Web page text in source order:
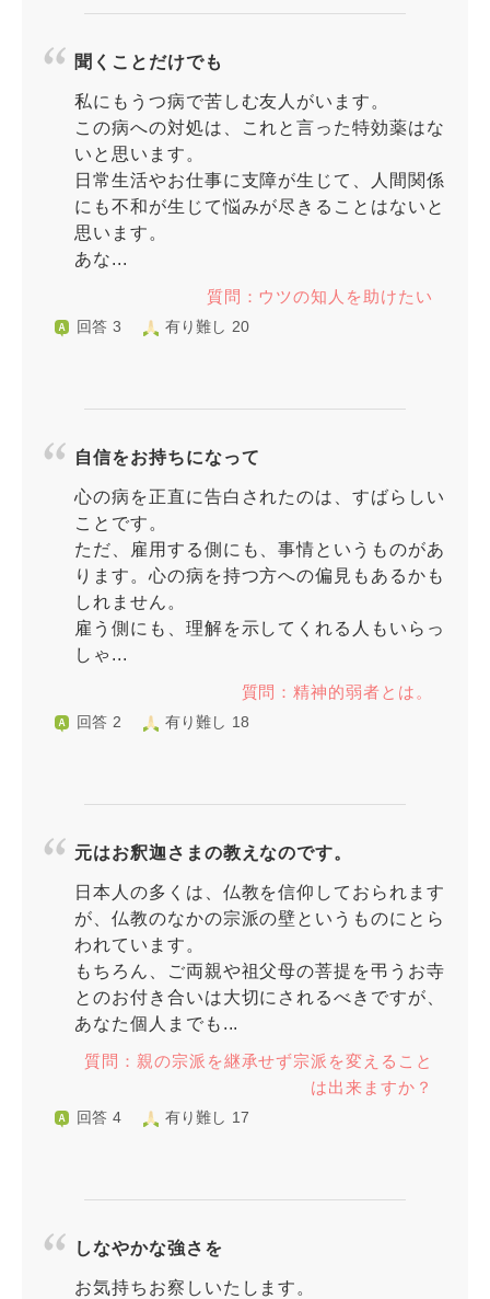
聞くことだけでも
私にもうつ病で苦しむ友人がいます。
この病への対処は、これと言った特効薬はな
いと思います。
日常生活やお仕事に支障が生じて、人間関係
にも不和が生じて悩みが尽きることはないと
思います。
あな...
質問：ウツの知人を助けたい
回答 3 有り難し 20
自信をお持ちになって
心の病を正直に告白されたのは、すばらしい
ことです。
ただ、雇用する側にも、事情というものがあ
ります。心の病を持つ方への偏見もあるかも
しれません。
雇う側にも、理解を示してくれる人もいらっ
しゃ...
質問：精神的弱者とは。
回答 2 有り難し 18
元はお釈迦さまの教えなのです。
日本人の多くは、仏教を信仰しておられます
が、仏教のなかの宗派の壁というものにとら
われています。
もちろん、ご両親や祖父母の菩提を弔うお寺
とのお付き合いは大切にされるべきですが、
あなた個人までも...
質問：親の宗派を継承せず宗派を変えること
は出来ますか？
回答 4 有り難し 17
しなやかな強さを
お気持ちお察しいたします。